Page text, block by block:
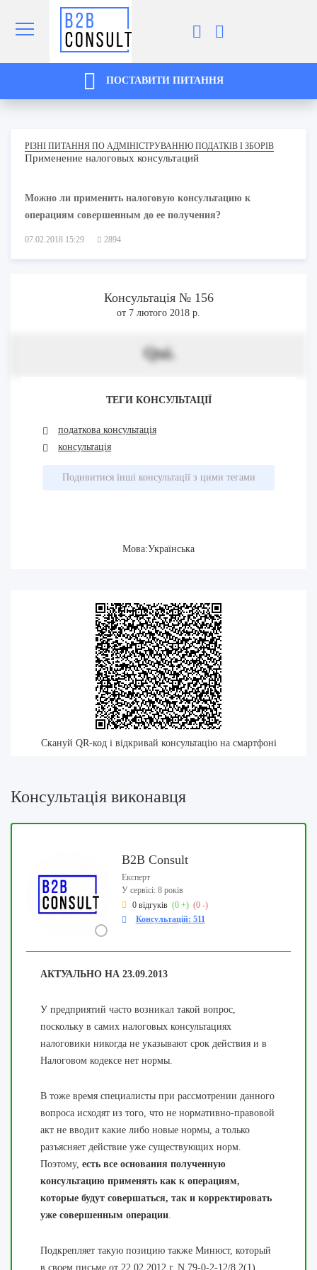
ПОСТАВИТИ ПИТАННЯ
РІЗНІ ПИТАННЯ ПО АДМІНІСТРУВАННЮ ПОДАТКІВ І ЗБОРІВ
Применение налоговых консультаций
Можно ли применить налоговую консультацию к
операциям совершенным до ее получения?
07.02.2018 15:29 2894
Консультація № 156
от 7 лютого 2018 р.
Qui.
ТЕГИ КОНСУЛЬТАЦІЇ
податкова консультація
консультація
Подивитися інші консультації з цими тегами
Мова:Українська
Скануй QR-код і відкривай консультацію на смартфоні
Консультація виконавця
B2B Consult
Експерт
У сервісі: 8 років
0 відгуків (0 +) (0 -)
Консультацій: 511
АКТУАЛЬНО НА 23.09.2013
У предприятий часто возникал такой вопрос,
поскольку в самих налоговых консультациях
налоговики никогда не указывают срок действия и в
Налоговом кодексе нет нормы.
В тоже время специалисты при рассмотрении данного
вопроса исходят из того, что не нормативно-правовой
акт не вводит какие либо новые нормы, а только
разъясняет действие уже существующих норм.
Поэтому, есть все основания полученную
консультацию применять как к операциям,
которые будут совершаться, так и корректировать
уже совершенным операции.
Подкрепляет такую позицию также Минюст, который
в своем письме от 22.02.2012 г. N 79-0-2-12/8.2(1)